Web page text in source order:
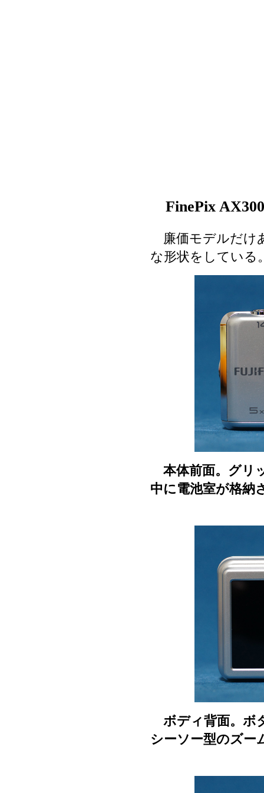
FinePix
廉価モデルだけ
な形状をしている
本体前面。グリ
中に電池室が格納
ボディ背面。ボ
シーソー型のズー